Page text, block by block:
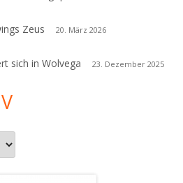
Zeus 20. März 2026
sich in Wolvega 23. Dezember 2025